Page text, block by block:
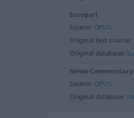
Europarl
Source: OPUS
Original text source:
Original database:
News-Commentary
Source: OPUS
Original database: